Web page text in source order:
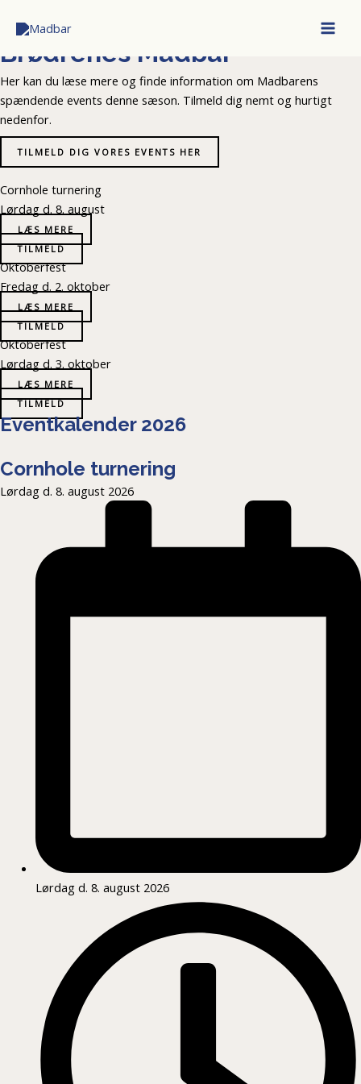
Kommende events på
Brødrenes Madbar
Her kan du læse mere og finde information om Madbarens
spændende events denne sæson. Tilmeld dig nemt og hurtigt
nedenfor.
TILMELD DIG VORES EVENTS HER
Cornhole turnering
Lørdag d. 8. august
LÆS MERE
TILMELD
Oktoberfest
Fredag d. 2. oktober
LÆS MERE
TILMELD
Oktoberfest
Lørdag d. 3. oktober
LÆS MERE
TILMELD
Eventkalender 2026
Cornhole turnering
Lørdag d. 8. august 2026
Lørdag d. 8. august 2026